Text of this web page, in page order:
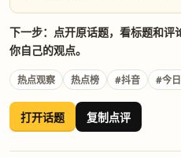
下一步：点开原话题，看标题和
你自己的观点。
热点观察 热点榜 #抖音 #今
打开话题 复制点评